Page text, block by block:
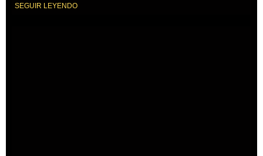
SEGUIR LEYENDO